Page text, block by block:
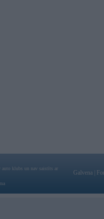
auto klubs un nav saistīts ar
Galvena